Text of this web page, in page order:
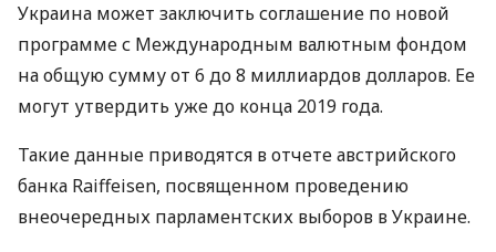
Украина может заключить соглашение по новой
программе с Международным валютным фондом
на общую сумму от 6 до 8 миллиардов долларов. Ее
могут утвердить уже до конца 2019 года.
Такие данные приводятся в отчете австрийского
банка Raiffeisen, посвященном проведению
внеочередных парламентских выборов в Украине.